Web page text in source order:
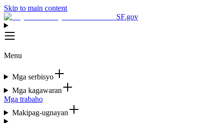
Skip to main content
SF.gov
Menu
Mga serbisyo
Mga kagawaran
Mga trabaho
Makipag-ugnayan